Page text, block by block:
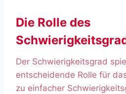
Die Rolle des
Der Schwierigkeitsgrad
entscheidende Rolle für
zu einfacher